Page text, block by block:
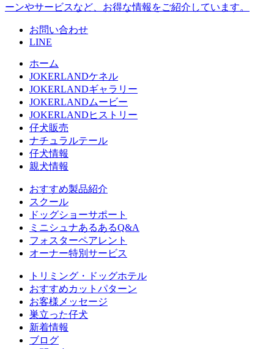
ーンやサービスなど、お得な情報をご紹介しています。
お問い合わせ
LINE
ホーム
JOKERLANDケネル
JOKERLANDギャラリー
JOKERLANDムービー
JOKERLANDヒストリー
仔犬販売
ナチュラルテール
仔犬情報
親犬情報
おすすめ製品紹介
スクール
ドッグショーサポート
ミニシュナあるあるQ&A
フォスターペアレント
オーナー特別サービス
トリミング・ドッグホテル
おすすめカットパターン
お客様メッセージ
巣立った仔犬
新着情報
ブログ